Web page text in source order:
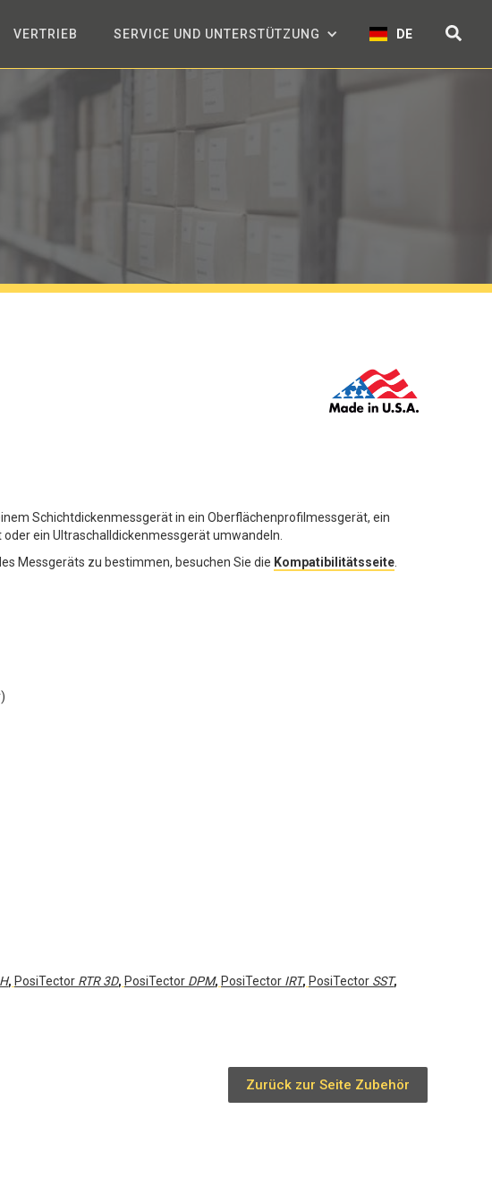
VERTRIEB SERVICE UND UNTERSTÜTZUNG DE
Schichtdickenmessgerät in ein Oberflächenprofilmessgerät, ein
ein Ultraschalldickenmessgerät umwandeln.
Messgeräts zu bestimmen, besuchen Sie die Kompatibilitätsseite
, PosiTector RTR 3D, PosiTector DPM, PosiTector IRT, PosiTector SST,
Zurück zur Seite Zubehör